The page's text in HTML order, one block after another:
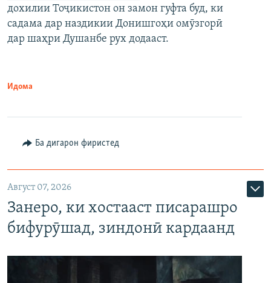
дохилии Тоҷикистон он замон гуфта буд, ки
садама дар наздикии Донишгоҳи омӯзгорӣ
дар шаҳри Душанбе рух додааст.
Идома
Ба дигарон фиристед
Август 07, 2026
Занеро, ки хостааст писарашро
бифурӯшад, зиндонӣ кардаанд